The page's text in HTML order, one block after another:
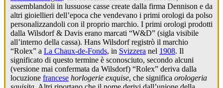
assemblandoli in lussuose casse create dalla firma Dennison e da
altri gioiellieri dell’epoca che vendevano i primi orologi da polso
personalizzandoli con il proprio marchio. I primi orologi prodotti
dalla Wilsdorf & Davis erano marcati “W&D” (sigla visibile
all’interno della cassa). Hans Wilsdorf registrò il marchio
“Rolex” a La Chaux-de-Fonds, in Svizzera nel 1908. Il
significato di questo termine è sconosciuto, secondo alcuni
(versione mai confermata da Wilsdorf) “Rolex” deriva dalla
locuzione francese horlogerie exquise, che significa orologeria